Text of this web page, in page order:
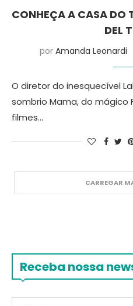
CONHEÇA A CASA DO
DEL
por Amanda Leonardi
O diretor do inesquecível
sombrio Mama, do mágico
filmes…
CARREGAR
Receba nossa